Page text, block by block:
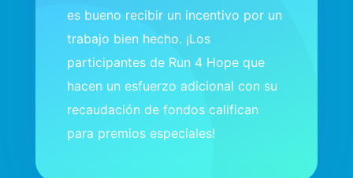
es bueno recibir un incentivo por un
trabajo bien hecho. ¡Los
participantes de Run 4 Hope que
hacen un esfuerzo adicional con su
recaudación de fondos califican
para premios especiales!